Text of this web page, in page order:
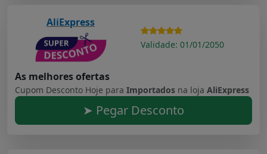
AliExpress
Validade: 01/01/2050
As melhores ofertas
Cupom Desconto Hoje para Importados na loja AliExpress
➤ Pegar Desconto